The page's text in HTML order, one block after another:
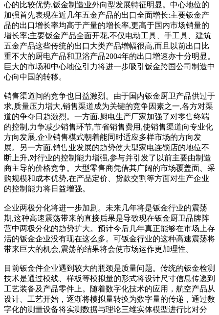
心的比较优势,钣金制造业外向型发展特征明显。中心地位的
加强首先表现在近几年五金产品的出口全面增长:主要钣金产
品的出口增长率均高于产量的增长率,更高于国内市场销量的
增长率;主要钣金产品全面开花,不仅电动工具、手工具、建筑
五金产品这些传统的出口大类产品增幅很高,而且以前出口比
重不大的厨电产品和卫浴产品2004年的出口增速亦十分明显。
巨大的市场和中心地位引力将进一步吸引钣金跨国公司制造中
心向中国的转移。
销售渠道间的竞争也日益激烈。由于国内钣金厨卫产品供过于
求,质量压力增大,销售渠道成为关键的竞争因素之一,各方对渠
道的争夺日趋激烈。一方面,厨电生产厂家加强了对零售终端
的控制,力争减少销售环节,节省销售费用,使销售渠道向专业化
方向发展,企业销售模式朝着能同时适应多样市场的方向发
展。另一方面,销售业发展的趋势使大型家电连锁店的地位不
断上升,对行业的控制能力增强,参与并引发了以前主要由制造
商主导的价格竞争。大型零售商凭借其广阔的市场覆盖面、采
购规模和成本优势,在产品定价、货款交割等方面对生产企业
的控制能力将日益增强。
企业两极分化将进一步加剧。未来几年将是钣金行业的震荡
期,这种高速震荡带来的直接后果是导致现在钣金厨卫品牌阵
营中两极分化的趋势扩大。预计今后几年真正能够在市场上存
活的钣金企业没有现在这么多。可钣金行业的这种高速震荡将
带来巨大的机会,震荡的结果将会使市场运作更加理性。
目前钣金件企业遇到较大的瓶颈是质量问题。传统的钣金检测
技术是通过模线、样板等模拟量的形式将设计尺寸信息传递到
工艺装备及产品零件上。随着数字化技术的应用，航空产品从
设计、工艺开始，逐渐将模拟量转换为数字量的传递，通过数
字化的测量设备将实测数据与理论三维实体模型进行比对分